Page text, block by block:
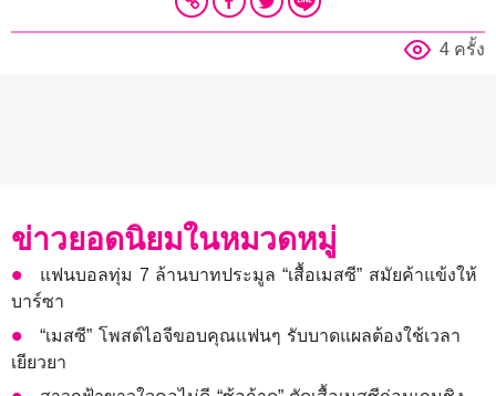
4 ครั้ง
ข่าวยอดนิยมในหมวดหมู่
แฟนบอลทุ่ม 7 ล้านบาทประมูล “เสื้อเมสซี” สมัยค้าแข้งให้
บาร์ซา
“เมสซี” โพสต์ไอจีขอบคุณแฟนๆ รับบาดแผลต้องใช้เวลา
เยียวยา